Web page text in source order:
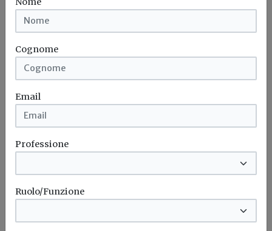
Decreto salva casa
Cognome
Email
Professione
Ruolo/Funzione